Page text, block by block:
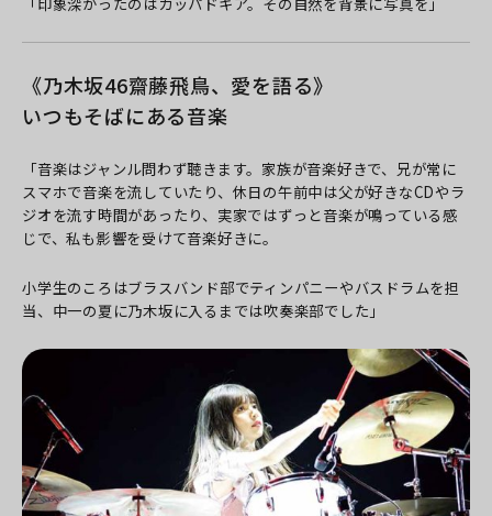
《乃木坂46齋藤飛鳥、愛を語る》
いつもそばにある音楽
「音楽はジャンル問わず聴きます。家族が音楽好きで、兄が常に
スマホで音楽を流していたり、休日の午前中は父が好きなCDやラ
ジオを流す時間があったり、実家ではずっと音楽が鳴っている感
じで、私も影響を受けて音楽好きに。
小学生のころはブラスバンド部でティンパニーやバスドラムを担
当、中一の夏に乃木坂に入るまでは吹奏楽部でした」